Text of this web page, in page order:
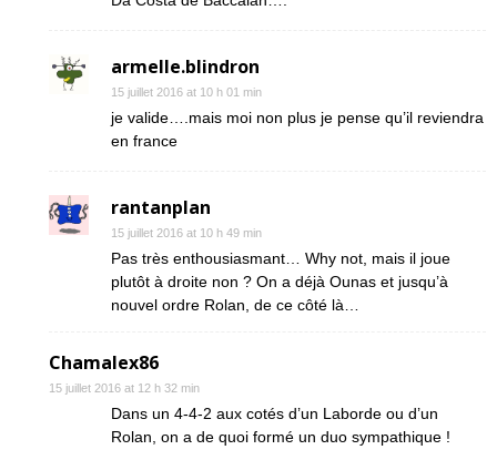
armelle.blindron
15 juillet 2016 at 10 h 01 min
je valide….mais moi non plus je pense qu’il reviendra
en france
rantanplan
15 juillet 2016 at 10 h 49 min
Pas très enthousiasmant… Why not, mais il joue
plutôt à droite non ? On a déjà Ounas et jusqu’à
nouvel ordre Rolan, de ce côté là…
Chamalex86
15 juillet 2016 at 12 h 32 min
Dans un 4-4-2 aux cotés d’un Laborde ou d’un
Rolan, on a de quoi formé un duo sympathique !